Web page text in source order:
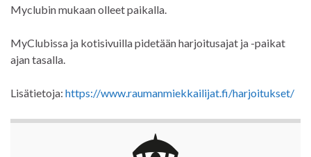
Myclubin mukaan olleet paikalla.
MyClubissa ja kotisivuilla pidetään harjoitusajat ja -paikat
ajan tasalla.
Lisätietoja: https://www.raumanmiekkailijat.fi/harjoitukset/